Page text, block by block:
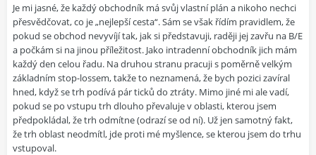
Je mi jasné, že každý obchodník má svůj vlastní plán a nikoho nechci
přesvědčovat, co je „nejlepší cesta“. Sám se však řídím pravidlem, že
pokud se obchod nevyvíjí tak, jak si představuji, raději jej zavřu na B/E
a počkám si na jinou příležitost. Jako intradenní obchodník jich mám
každý den celou řadu. Na druhou stranu pracuji s poměrně velkým
základním stop-lossem, takže to neznamená, že bych pozici zavíral
hned, když se trh podívá pár ticků do ztráty. Mimo jiné mi ale vadí,
pokud se po vstupu trh dlouho převaluje v oblasti, kterou jsem
předpokládal, že trh odmítne (odrazí se od ní). Už jen samotný fakt,
že trh oblast neodmítl, jde proti mé myšlence, se kterou jsem do trhu
vstupoval.